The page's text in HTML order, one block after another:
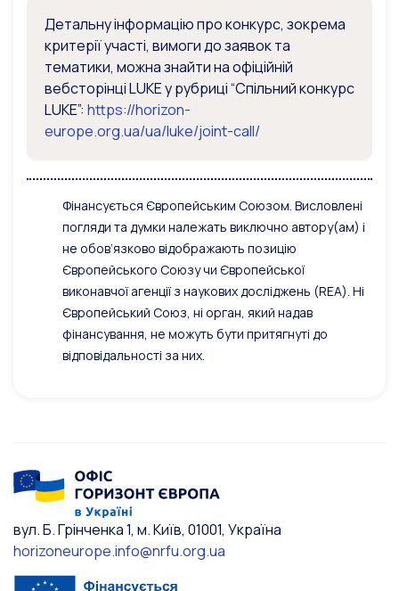
Детальну інформацію про конкурс, зокрема
критерії участі, вимоги до заявок та
тематики, можна знайти на офіційній
вебсторінці LUKE у рубриці “Спільний конкурс
LUKE”: https://horizon-
europe.org.ua/ua/luke/joint-call/
Фінансується Європейським Союзом. Висловлені
погляди та думки належать виключно автору(ам) і
не обов’язково відображають позицію
Європейського Союзу чи Європейської
виконавчої агенції з наукових досліджень (REA). Ні
Європейський Союз, ні орган, який надав
фінансування, не можуть бути притягнуті до
відповідальності за них.
вул. Б. Грінченка 1, м. Київ, 01001, Україна
horizoneurope.info@nrfu.org.ua